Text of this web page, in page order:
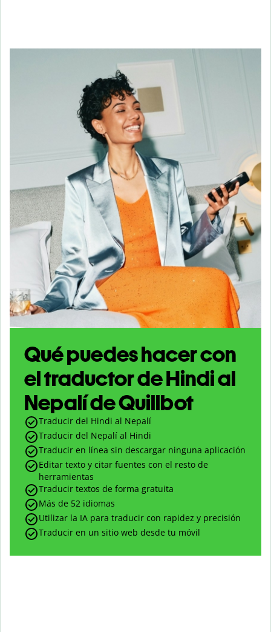
Qué puedes hacer con
el traductor de Hindi al
Nepalí de Quillbot
Traducir del Hindi al Nepalí
Traducir del Nepalí al Hindi
Traducir en línea sin descargar ninguna aplicación
Editar texto y citar fuentes con el resto de
herramientas
Traducir textos de forma gratuita
Más de 52 idiomas
Utilizar la IA para traducir con rapidez y precisión
Traducir en un sitio web desde tu móvil